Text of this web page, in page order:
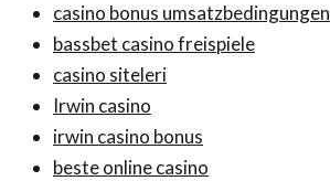
casino bonus umsatzbedingungen
bassbet casino freispiele
casino siteleri
Irwin casino
irwin casino bonus
beste online casino